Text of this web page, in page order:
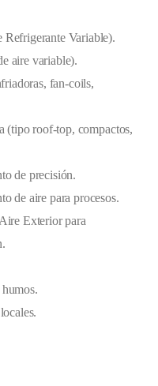
Refrigerante Variable).
aire variable).
fan-coils,
(tipo roof-top, compactos,
de precisión.
de aire para procesos.
Exterior para